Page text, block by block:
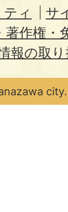
ィ
サ
著作権・
報の取